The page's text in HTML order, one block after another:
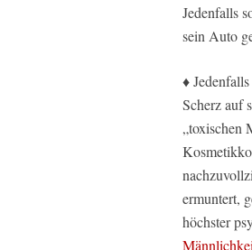
Jedenfalls
sein Auto
♦
Scherz auf
„toxischen
ermuntert,
höchster